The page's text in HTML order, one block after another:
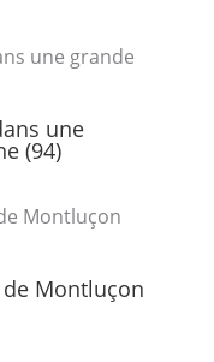
une
(94)
Montluçon